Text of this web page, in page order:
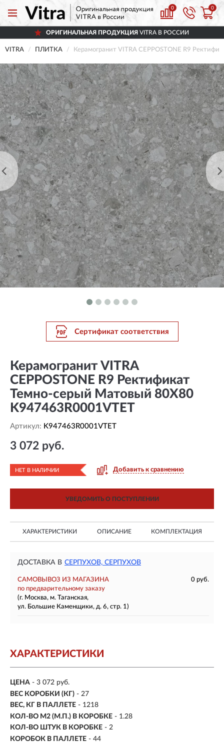
0 0
ОРИГИНАЛЬНАЯ ПРОДУКЦИЯ VITRA В РОССИИ
VITRA ПЛИТКА Керамогранит VITRA CEPPOSTONE R9
Сертификат соответствия
Керамогранит VITRA
CEPPOSTONE R9 Ректификат
Темно-серый Матовый 80X80
K947463R0001VTET
Артикул: K947463R0001VTET
3 072 руб.
НЕТ В НАЛИЧИИ Добавить к сравнению
УВЕДОМИТЬ О ПОСТУПЛЕНИИ
ХАРАКТЕРИСТИКИ ОПИСАНИЕ КОМПЛЕКТАЦИЯ
ДОСТАВКА В СЕРПУХОВ, СЕРПУХОВ
САМОВЫВОЗ ИЗ МАГАЗИНА
0 руб.
по предварительному заказу
(г. Москва, м. Таганская,
ул. Большие Каменщики, д. 6, стр. 1)
ХАРАКТЕРИСТИКИ
ЦЕНА - 3 072 руб.
ВЕС КОРОБКИ (КГ) - 27
ВЕС, КГ В ПАЛЛЕТЕ - 1218
КОЛ-ВО М2 (М.П.) В КОРОБКЕ - 1.28
КОЛ-ВО ШТУК В КОРОБКЕ - 2
КОРОБОК В ПАЛЛЕТЕ - 44